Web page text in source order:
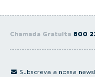
Chamada Gratuita 800
Subscreva a nossa